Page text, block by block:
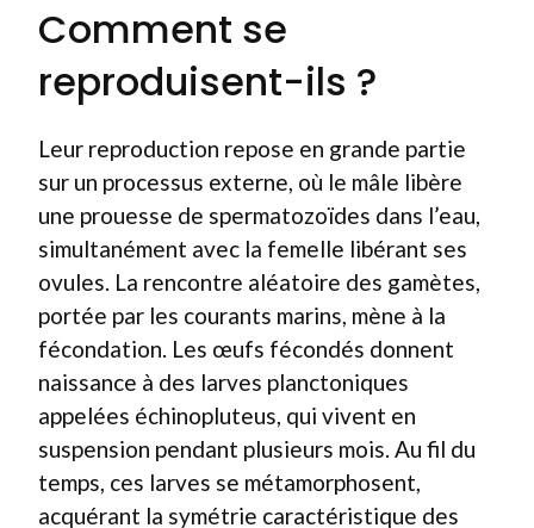
Comment se
reproduisent-ils ?
Leur reproduction repose en grande partie
sur un processus externe, où le mâle libère
une prouesse de spermatozoïdes dans l’eau,
simultanément avec la femelle libérant ses
ovules. La rencontre aléatoire des gamètes,
portée par les courants marins, mène à la
fécondation. Les œufs fécondés donnent
naissance à des larves planctoniques
appelées échinopluteus, qui vivent en
suspension pendant plusieurs mois. Au fil du
temps, ces larves se métamorphosent,
acquérant la symétrie caractéristique des